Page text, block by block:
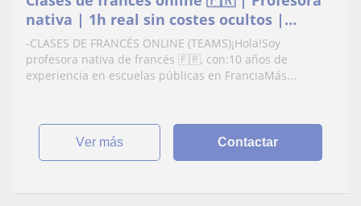
nativa | 1h real sin costes ocultos |
Material incluido | Autónoma
-CLASES DE FRANCÉS ONLINE (TEAMS)¡Hola!Soy
profesora nativa de francés 🇫🇷, con:10 años de
experiencia en escuelas públicas en FranciaMás...
ver más Contactar